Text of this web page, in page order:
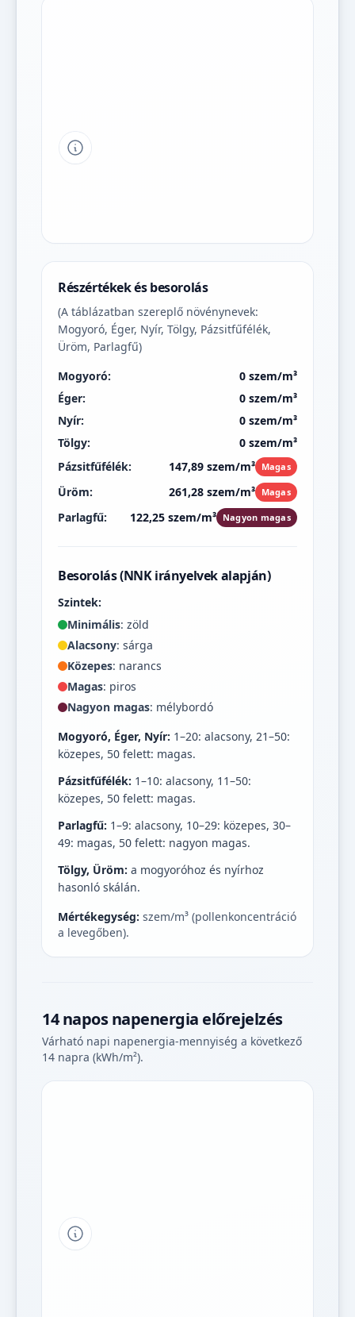
Tipp a grafikon jelmagyarázatához
Részértékek és besorolás
(A táblázatban szereplő növénynevek:
Mogyoró, Éger, Nyír, Tölgy, Pázsitfűfélék,
Üröm, Parlagfű)
Mogyoró:
0 szem/m³
Éger:
0 szem/m³
Nyír:
0 szem/m³
Tölgy:
0 szem/m³
Pázsitfűfélék:
147,89 szem/m³ Magas
Üröm: 261,28 szem/m³ Magas
Parlagfű: 122,25 szem/m³ Nagyon magas
Besorolás (NNK irányelvek alapján)
Szintek:
Minimális: zöld
Alacsony: sárga
Közepes: narancs
Magas: piros
Nagyon magas: mélybordó
Mogyoró, Éger, Nyír: 1–20: alacsony, 21–50:
közepes, 50 felett: magas.
Pázsitfűfélék: 1–10: alacsony, 11–50:
közepes, 50 felett: magas.
Parlagfű: 1–9: alacsony, 10–29: közepes, 30–
49: magas, 50 felett: nagyon magas.
Tölgy, Üröm: a mogyoróhoz és nyírhoz
hasonló skálán.
Mértékegység: szem/m³ (pollenkoncentráció
a levegőben).
14 napos napenergia előrejelzés
Várható napi napenergia-mennyiség a következő
14 napra (kWh/m²).
Tipp a grafikon jelmagyarázatához